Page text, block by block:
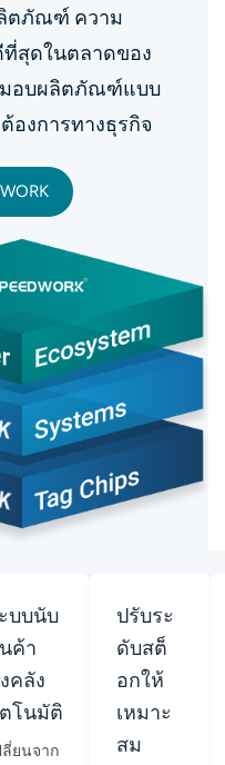
ลิตภัณฑ์ ความ
สุดในตลาดของ
มอบผลิตภัณฑ์แบบ
องการทางธุรกิจ
บบนับ
ค้า
คลัง
โนมัติ
ลี่ยนจาก
ปรับระ
ดับสต็
อกให้
เหมาะ
สม